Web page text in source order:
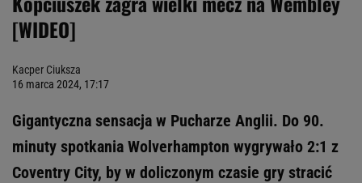
[WIDEO]
Kacper Ciuksza
16 marca 2024, 17:17
Gigantyczna sensacja w Pucharze Anglii. Do 90.
minuty spotkania Wolverhampton wygrywało 2:1 z
Coventry City, by w doliczonym czasie gry stracić